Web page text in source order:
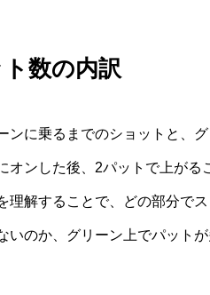
数の内訳
ンに乗るまでのショットと、
オンした後、2パットで上が
理解することで、どの部分で
のか、グリーン上でパット